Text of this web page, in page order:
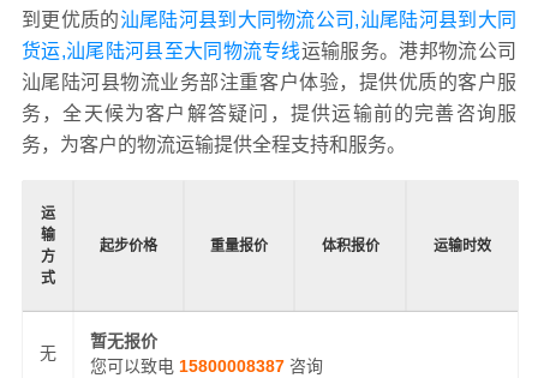
到更优质的汕尾陆河县到大同物流公司,汕尾陆河县到大同
货运,汕尾陆河县至大同物流专线运输服务。港邦物流公司
汕尾陆河县物流业务部注重客户体验，提供优质的客户服
务，全天候为客户解答疑问，提供运输前的完善咨询服
务，为客户的物流运输提供全程支持和服务。
运
输
方
式
起步价格 重量报价 体积报价 运输时效
无
暂无报价
您可以致电 15800008387 咨询